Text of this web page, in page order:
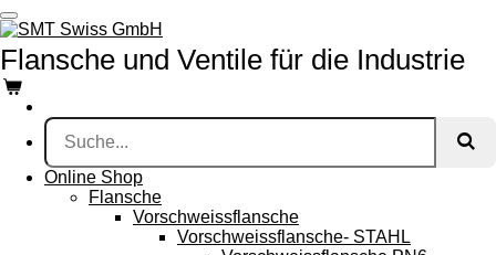
Zum
Hauptinhalt
springen
Flansche und Ventile für die Industrie
Online Shop
Flansche
Vorschweissflansche
Vorschweissflansche- STAHL